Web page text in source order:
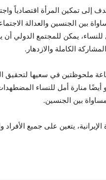
إلى تمكين المرأة اقتصادياً
بين الجنسين والعدالة
يمكن للمجتمع الدولي
الكاملة والازدهار.
ملحوظتين في سعيها لتحقيق
منارة أمل للنساء
بين الجنسين.
يتعين على جميع الأفراد